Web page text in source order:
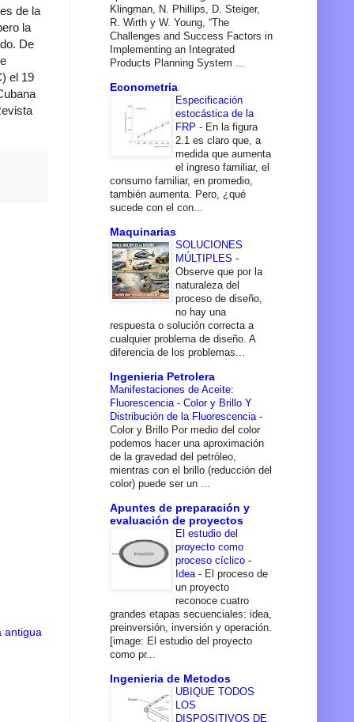
de la
la
De
el 19
antigua
Klingman, N. Phillips, D. Steiger,
R. Wirth y W. Young, “The
Challenges and Success Factors in
Implementing an Integrated
Products Planning System ...
Econometria
Especificación
estocástica de la
FRP - En la figura
2.1 es claro que, a
medida que aumenta
el ingreso familiar, el
consumo familiar, en promedio,
también aumenta. Pero, ¿qué
sucede con el con...
Maquinarias
SOLUCIONES
MÚLTIPLES -
Observe que por la
naturaleza del
proceso de diseño,
no hay una
respuesta o solución correcta a
cualquier problema de diseño. A
diferencia de los problemas...
Ingenieria Petrolera
Manifestaciones de Aceite:
Fluorescencia - Color y Brillo Y
Distribución de la Fluorescencia -
Color y Brillo Por medio del color
podemos hacer una aproximación
de la gravedad del petróleo,
mientras con el brillo (reducción del
color) puede ser un ...
Apuntes de preparación y
evaluación de proyectos
El estudio del
proyecto como
proceso cíclico -
Idea - El proceso de
un proyecto
reconoce cuatro
grandes etapas secuenciales: idea,
preinversión, inversión y operación.
[image: El estudio del proyecto
como pr...
Ingenieria de Metodos
UBIQUE TODOS
LOS
DISPOSITIVOS DE